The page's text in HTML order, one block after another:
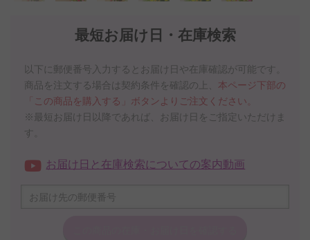
最短お届け日・在庫検索
以下に郵便番号入力するとお届け日や在庫確認が可能です。
商品を注文する場合は契約条件を確認の上、 本ページ下部の
「この商品を購入する」ボタンよりご注文ください。
※最短お届け日以降であれば、お届け日をご指定いただけま
す。
お届け日と在庫検索についての案内動画